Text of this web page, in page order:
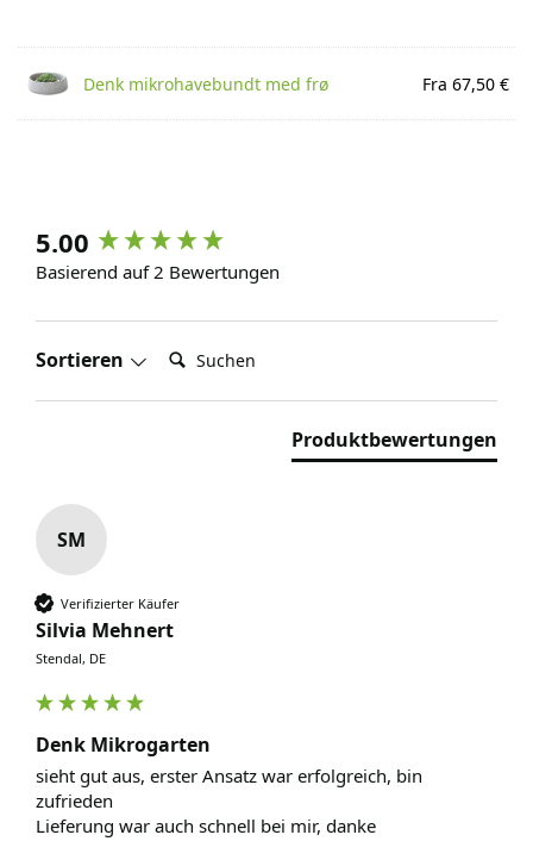
Denk mikrohavebundt med frø Fra 67,50 €
5.00
Basierend auf 2 Bewertungen
Sortieren Suchen:
Produktbewertungen
SM
Verifizierter Käufer
Silvia Mehnert
Stendal, DE
Denk Mikrogarten
sieht gut aus, erster Ansatz war erfolgreich, bin
zufrieden
Lieferung war auch schnell bei mir, danke